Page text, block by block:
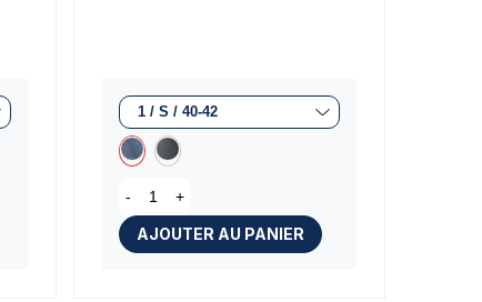
- +
AJOUTER AU PANIER